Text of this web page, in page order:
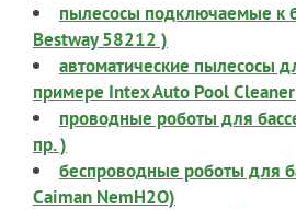
пылесосы подключаемые к
Bestway 58212 )
автоматические пылесосы
примере Intex Auto Pool
проводные роботы для
пр. )
беспроводные роботы для
Caiman NemH2O)